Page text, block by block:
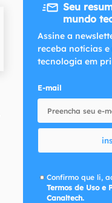
Seu
mundo
Assine a
receba notícias
tecnologia em
E-mail
Confirmo que li,
Termos de Uso e
Canaltech.